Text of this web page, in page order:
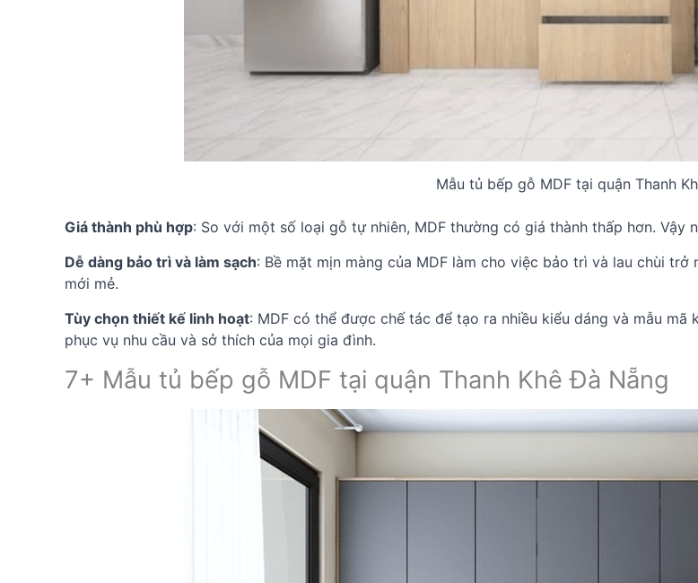
Mẫu tủ bếp gỗ MDF tại quận Thanh
Giá thành phù hợp: So với một số loại gỗ tự nhiên, MDF thường có giá thành thấp hơn. Vậy
Dễ dàng bảo trì và làm sạch: Bề mặt mịn màng của MDF làm cho việc bảo trì và lau chùi
mới mẻ.
Tùy chọn thiết kế linh hoạt: MDF có thể được chế tác để tạo ra nhiều kiểu dáng và mẫu
phục vụ nhu cầu và sở thích của mọi gia đình.
7+ Mẫu tủ bếp gỗ MDF tại quận Thanh Khê Đà Nẵng